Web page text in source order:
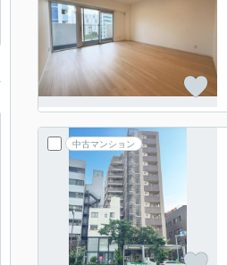
中古マンション